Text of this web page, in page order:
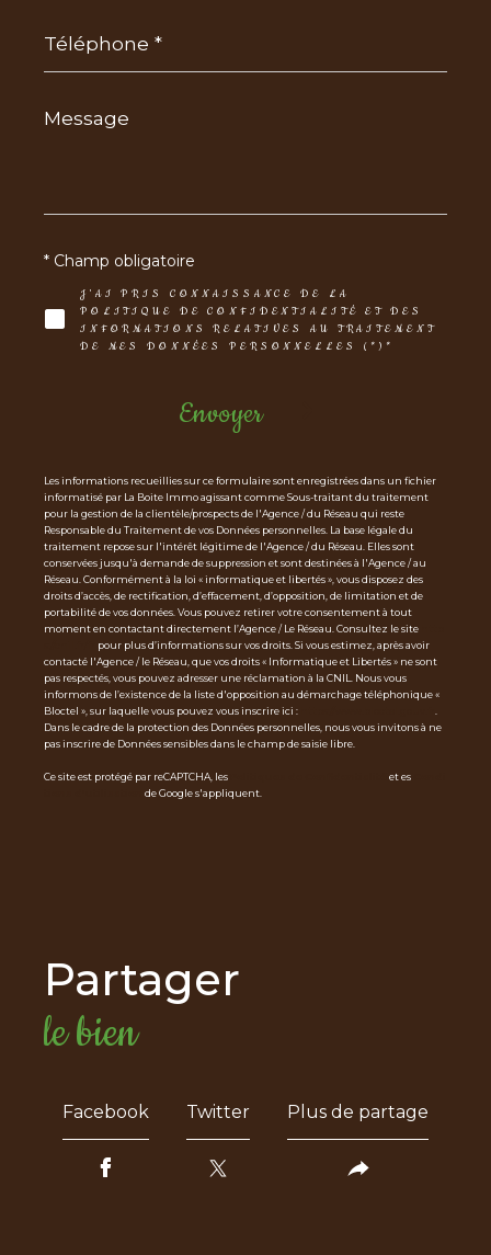
Message
*
J'AI PRIS CONNAISSANCE DE LA
POLITIQUE DE CONFIDENTIALITÉ ET DES
INFORMATIONS RELATIVES AU TRAITEMENT
DE MES DONNÉES PERSONNELLES (*)*
* Champ obligatoire
Envoyer
Les informations recueillies sur ce formulaire sont enregistrées dans un fichier
informatisé par La Boite Immo agissant comme Sous-traitant du traitement
pour la gestion de la clientèle/prospects de l'Agence / du Réseau qui reste
Responsable du Traitement de vos Données personnelles. La base légale du
traitement repose sur l'intérêt légitime de l'Agence / du Réseau. Elles sont
conservées jusqu'à demande de suppression et sont destinées à l'Agence / au
Réseau. Conformément à la loi « informatique et libertés », vous disposez des
droits d’accès, de rectification, d’effacement, d’opposition, de limitation et de
portabilité de vos données. Vous pouvez retirer votre consentement à tout
moment en contactant directement l’Agence / Le Réseau. Consultez le site
pour plus d’informations sur vos droits. Si vous estimez, après avoir
contacté l'Agence / le Réseau, que vos droits « Informatique et Libertés » ne sont
pas respectés, vous pouvez adresser une réclamation à la CNIL. Nous vous
informons de l’existence de la liste d'opposition au démarchage téléphonique «
Bloctel », sur laquelle vous pouvez vous inscrire ici :
Dans le cadre de la protection des Données personnelles, nous vous invitons à ne
pas inscrire de Données sensibles dans le champ de saisie libre.
Ce site est protégé par reCAPTCHA, les et es
de Google s'appliquent.
partager
le bien
Facebook Twitter Plus de partage